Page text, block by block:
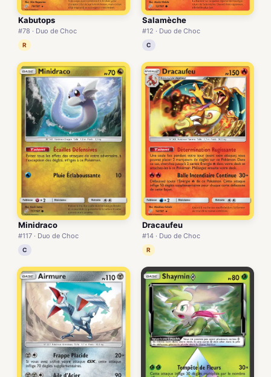
Kabutops
#78 · Duo de Choc
R
Salamèche
#12 · Duo de Choc
C
Minidraco
#117 · Duo de Choc
C
Dracaufeu
#14 · Duo de Choc
R